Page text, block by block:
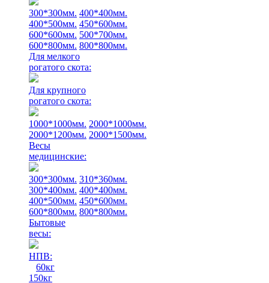
300*300мм. 400*400мм.
400*500мм. 450*600мм.
600*600мм. 500*700мм.
600*800мм. 800*800мм.
Для мелкого
рогатого скота:
Для крупного
рогатого скота:
1000*1000мм. 2000*1000мм.
2000*1200мм. 2000*1500мм.
Весы
медицинские:
300*300мм. 310*360мм.
300*400мм. 400*400мм.
400*500мм. 450*600мм.
600*800мм. 800*800мм.
Бытовые
весы:
НПВ:
60кг
150кг